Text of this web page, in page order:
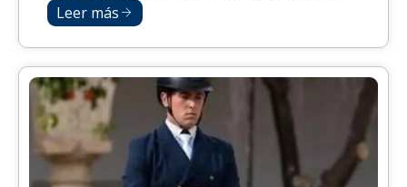
Leer más